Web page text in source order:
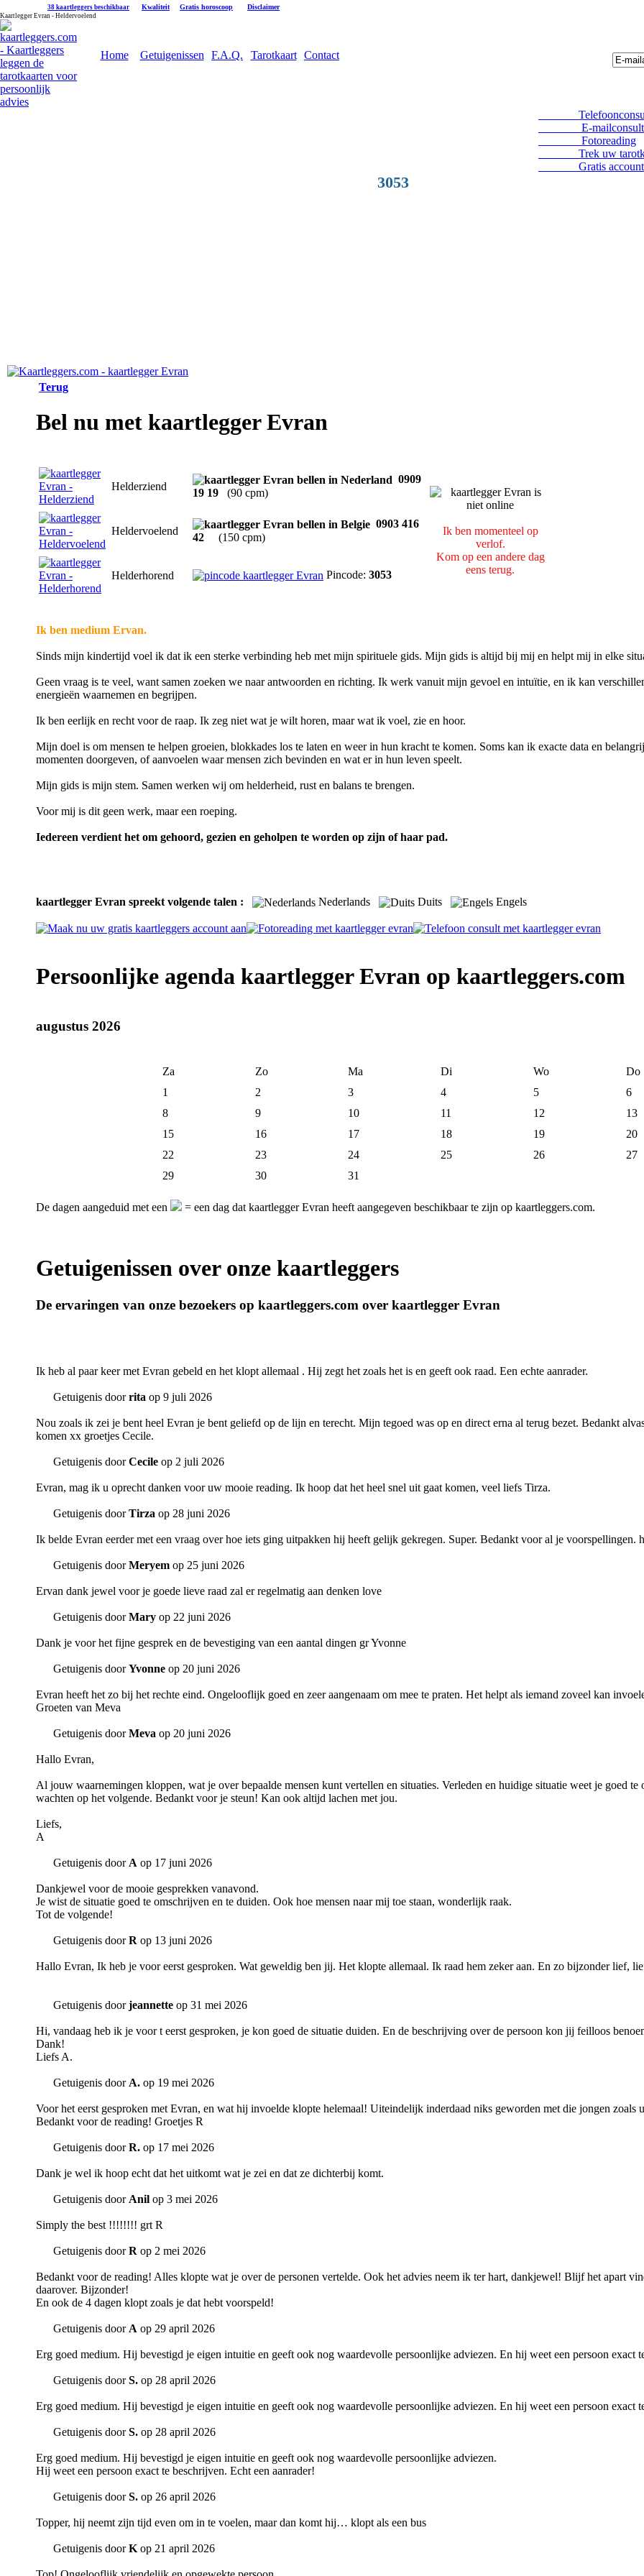
38 kaartleggers beschikbaar Kwaliteit Gratis horoscoop Disclaimer
Kaartlegger Evran - Heldervoelend
Home Getuigenissen F.A.Q. Tarotkaart Contact
3053
E-mailconsult
Fotoreading
Trek uw
Gratis account
Terug
Bel nu met kaartlegger Evran
Helderziend
0909
19 19
(90 cpm)
Ik ben momenteel op
verlof.
Kom op een andere dag
eens terug.
Heldervoelend
0903 416
42
(150 cpm)
Helderhorend Pincode: 3053
Ik ben medium Ervan.
Sinds mijn kindertijd voel ik dat ik een sterke verbinding heb met mijn spirituele gids. Mijn gids is altijd bij mij en helpt mij in elke
Geen vraag is te veel, want samen zoeken we naar antwoorden en richting. Ik werk vanuit mijn gevoel en intuïtie, en ik kan
energieën waarnemen en begrijpen.
Ik ben eerlijk en recht voor de raap. Ik zeg niet wat je wilt horen, maar wat ik voel, zie en hoor.
Mijn doel is om mensen te helpen groeien, blokkades los te laten en weer in hun kracht te komen. Soms kan ik exacte data en
momenten doorgeven, of aanvoelen waar mensen zich bevinden en wat er in hun leven speelt.
Mijn gids is mijn stem. Samen werken wij om helderheid, rust en balans te brengen.
Voor mij is dit geen werk, maar een roeping.
Iedereen verdient het om gehoord, gezien en geholpen te worden op zijn of haar pad.
kaartlegger Evran spreekt volgende talen : Nederlands Duits Engels
Persoonlijke agenda kaartlegger Evran op kaartleggers.com
augustus 2026
Za Zo Ma Di Wo Do
1
2 3 4 5 6
8
9 10 11 12 13
15
16 17 18 19 20
22
23 24 25 26 27
29
30 31
De dagen aangeduid met een = een dag dat kaartlegger Evran heeft aangegeven beschikbaar te zijn op kaartleggers.com.
Getuigenissen over onze kaartleggers
De ervaringen van onze bezoekers op kaartleggers.com over kaartlegger Evran
Ik heb al paar keer met Evran gebeld en het klopt allemaal . Hij zegt het zoals het is en geeft ook raad. Een echte aanrader.
Getuigenis doorrita op 9 juli 2026
Nou zoals ik zei je bent heel Evran je bent geliefd op de lijn en terecht. Mijn tegoed was op en direct erna al terug bezet. Bedankt
komen xx groetjes Cecile.
Getuigenis doorCecile op 2 juli 2026
Evran, mag ik u oprecht danken voor uw mooie reading. Ik hoop dat het heel snel uit gaat komen, veel liefs Tirza.
Getuigenis doorTirza op 28 juni 2026
Ik belde Evran eerder met een vraag over hoe iets ging uitpakken hij heeft gelijk gekregen. Super. Bedankt voor al je voorspellingen.
Getuigenis doorMeryem op 25 juni 2026
Ervan dank jewel voor je goede lieve raad zal er regelmatig aan denken love
Getuigenis doorMary op 22 juni 2026
Dank je voor het fijne gesprek en de bevestiging van een aantal dingen gr Yvonne
Getuigenis doorYvonne op 20 juni 2026
Evran heeft het zo bij het rechte eind. Ongelooflijk goed en zeer aangenaam om mee te praten. Het helpt als iemand zoveel kan
Groeten van Meva
Getuigenis doorMeva op 20 juni 2026
Hallo Evran,
Al jouw waarnemingen kloppen, wat je over bepaalde mensen kunt vertellen en situaties. Verleden en huidige situatie weet je goed
wachten op het volgende. Bedankt voor je steun! Kan ook altijd lachen met jou.
Liefs,
A
Getuigenis door A op 17 juni 2026
Dankjewel voor de mooie gesprekken vanavond.
Je wist de situatie goed te omschrijven en te duiden. Ook hoe mensen naar mij toe staan, wonderlijk raak.
Tot de volgende!
Getuigenis doorR op 13 juni 2026
Hallo Evran, Ik heb je voor eerst gesproken. Wat geweldig ben jij. Het klopte allemaal. Ik raad hem zeker aan. En zo bijzonder lief,
Getuigenis doorjeannette op 31 mei 2026
Hi, vandaag heb ik je voor t eerst gesproken, je kon goed de situatie duiden. En de beschrijving over de persoon kon jij feilloos
Dank!
Liefs A.
Getuigenis door A. op 19 mei 2026
Voor het eerst gesproken met Evran, en wat hij invoelde klopte helemaal! Uiteindelijk inderdaad niks geworden met die jongen zoals
Bedankt voor de reading! Groetjes R
Getuigenis doorR. op 17 mei 2026
Dank je wel ik hoop echt dat het uitkomt wat je zei en dat ze dichterbij komt.
Getuigenis door Anil op 3 mei 2026
Simply the best !!!!!!!! grt R
Getuigenis doorR op 2 mei 2026
Bedankt voor de reading! Alles klopte wat je over de personen vertelde. Ook het advies neem ik ter hart, dankjewel! Blijf het apart
daarover. Bijzonder!
En ook de 4 dagen klopt zoals je dat hebt voorspeld!
Getuigenis door A op 29 april 2026
Erg goed medium. Hij bevestigd je eigen intuitie en geeft ook nog waardevolle persoonlijke adviezen. En hij weet een persoon exact
Getuigenis doorS. op 28 april 2026
Erg goed medium. Hij bevestigd je eigen intuitie en geeft ook nog waardevolle persoonlijke adviezen. En hij weet een persoon exact
Getuigenis doorS. op 28 april 2026
Erg goed medium. Hij bevestigd je eigen intuitie en geeft ook nog waardevolle persoonlijke adviezen.
Hij weet een persoon exact te beschrijven. Echt een aanrader!
Getuigenis doorS. op 26 april 2026
Topper, hij neemt zijn tijd even om in te voelen, maar dan komt hij… klopt als een bus
Getuigenis doorK op 21 april 2026